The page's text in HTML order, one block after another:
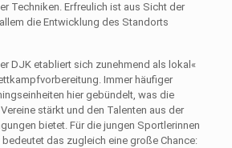
Techniken. Erfreulich ist aus Sicht der
die Entwicklung des Standorts
DJK etabliert sich zunehmend als lokal«
Immer häufiger
hier gebündelt, was die
stärkt und den Talenten aus der
bietet. Für die jungen Sportlerinnen
das zugleich eine große Chance: